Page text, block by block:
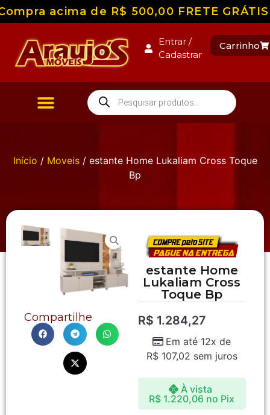
acima de R$ 500,00 FRETE
Entrar /
Cadastrar
Carrinho
Início / Moveis/ estante Home Lukaliam Cross Toque
Bp
Compartilhe
estante Home
Lukaliam Cross
Toque Bp
R$ 1.284,27
Em até 12x de
R$107,02 sem juros
À vista
R$ 1.220,06 no Pix